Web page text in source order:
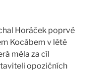
Horáček poprvé
Kocábem v létě
měla za cíl
opozičních